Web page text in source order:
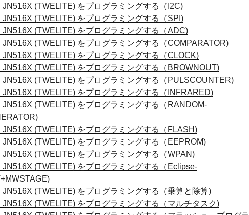
JN516X (TWELITE) をプログラミングする（I2C)
JN516X (TWELITE) をプログラミングする（SPI)
JN516X (TWELITE) をプログラミングする（ADC)
JN516X (TWELITE) をプログラミングする（COMPARATOR)
JN516X (TWELITE) をプログラミングする（CLOCK)
JN516X (TWELITE) をプログラミングする（BROWNOUT)
JN516X (TWELITE) をプログラミングする（PULSCOUNTER)
JN516X (TWELITE) をプログラミングする（INFRARED)
JN516X (TWELITE) をプログラミングする（RANDOM-
JN516X (TWELITE) をプログラミングする（FLASH)
JN516X (TWELITE) をプログラミングする（EEPROM)
JN516X (TWELITE) をプログラミングする（WPAN)
JN516X (TWELITE) をプログラミングする（Eclipse-
JN516X (TWELITE) をプログラミングする（乗算と除算)
JN516X (TWELITE) をプログラミングする（マルチタスク)